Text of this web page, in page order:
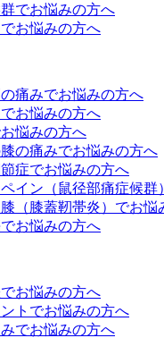
でお悩みの方へ
お悩みの方へ
痛みでお悩みの方へ
お悩みの方へ
悩みの方へ
の痛みでお悩みの方へ
症でお悩みの方へ
イン（鼠径部痛症候群
（膝蓋靭帯炎）でお悩
お悩みの方へ
お悩みの方へ
トでお悩みの方へ
でお悩みの方へ